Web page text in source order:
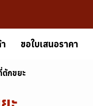
ขอใบเสนอราคา
ตักขยะ